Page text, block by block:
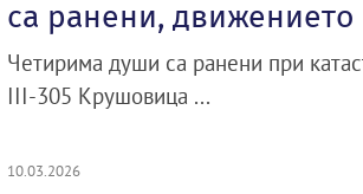
са ранени,
Четирима души са ранени при
III-305 Крушовица ...
10.03.2026